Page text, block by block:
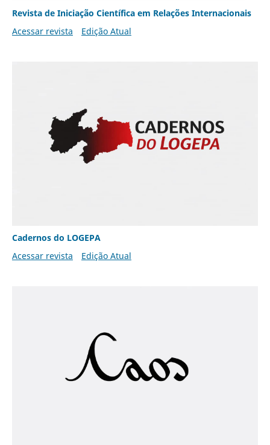
Revista de Iniciação Científica em Relações Internacionais
Acessar revista
Edição Atual
Cadernos do LOGEPA
Acessar revista
Edição Atual